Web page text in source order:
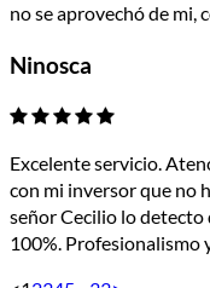
no se aprovechó de mi,
Ninosca
Excelente servicio.
con mi inversor que no
señor Cecilio lo
100%. Profesionalismo